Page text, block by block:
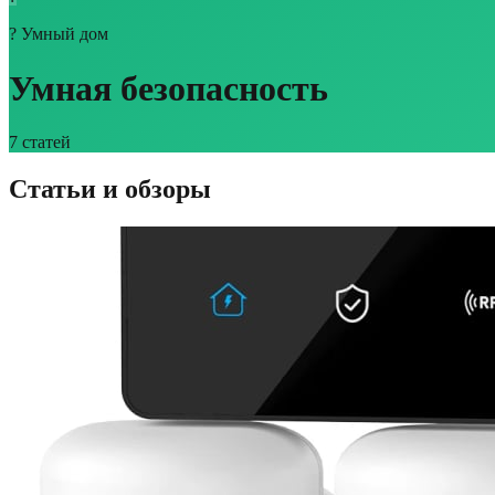
? Умный дом
Умная безопасность
7 статей
Статьи и обзоры